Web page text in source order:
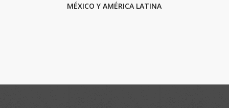
MÉXICO Y AMÉRICA LATINA